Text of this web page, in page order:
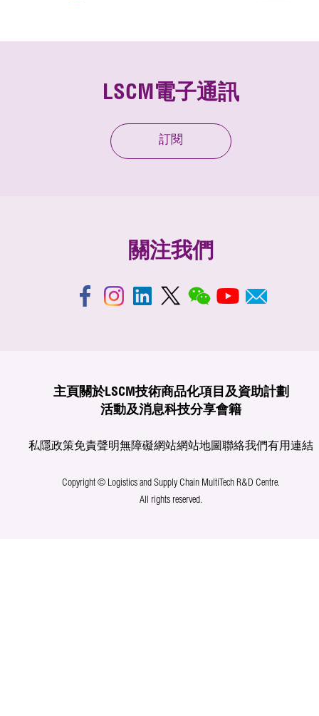
LSCM電子通訊
訂閱
關注我們
主頁關於LSCM技術商品化項目及資助計劃
活動及消息科技分享會籍
私隱政策免責聲明無障礙網站網站地圖聯絡我們有用連結
Copyright © Logistics and Supply Chain MultiTech R&D Centre.
All rights reserved.